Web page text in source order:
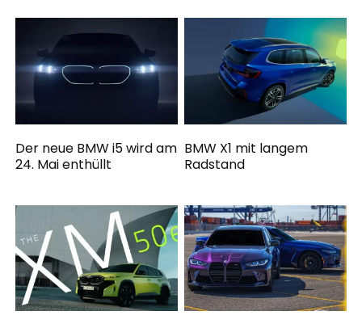
Der neue BMW i5 wird am
24. Mai enthüllt
BMW X1 mit langem
Radstand